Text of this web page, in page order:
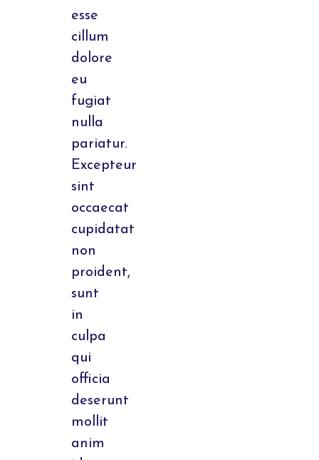
esse
cillum
dolore
eu
fugiat
nulla
pariatur.
Excepteur
sint
occaecat
cupidatat
non
proident,
sunt
in
culpa
qui
officia
deserunt
mollit
anim